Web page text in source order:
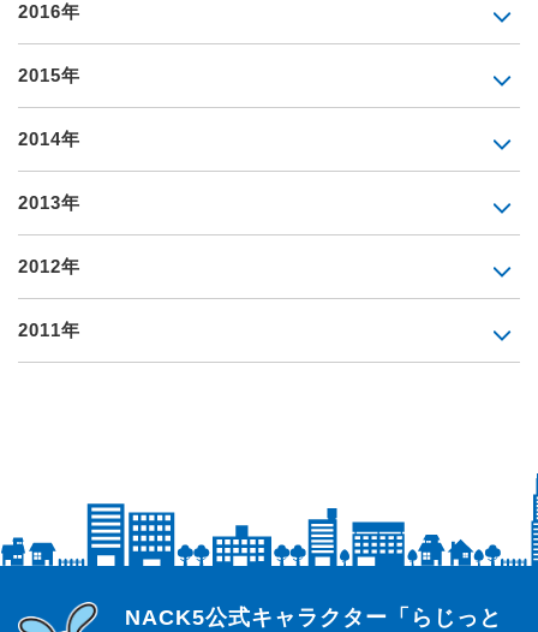
2016年
2015年
2014年
2013年
2012年
2011年
らじっと君
NACK5公式キャラクター「らじっと